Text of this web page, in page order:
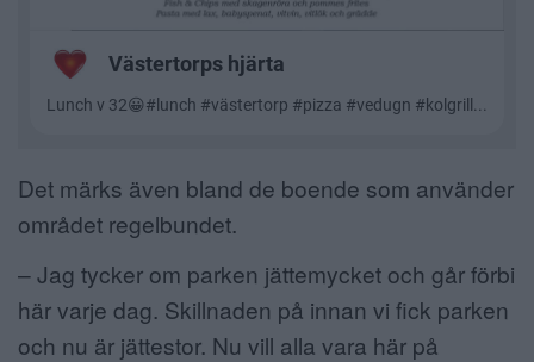
Det märks även bland de boende som använder
området regelbundet.
– Jag tycker om parken jättemycket och går förbi
här varje dag. Skillnaden på innan vi fick parken
och nu är jättestor. Nu vill alla vara här på